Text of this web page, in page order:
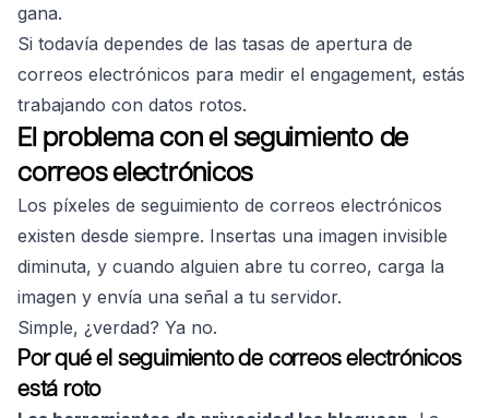
gana.
Si todavía dependes de las tasas de apertura de
correos electrónicos para medir el engagement, estás
trabajando con datos rotos.
El problema con el seguimiento de
correos electrónicos
Los píxeles de seguimiento de correos electrónicos
existen desde siempre. Insertas una imagen invisible
diminuta, y cuando alguien abre tu correo, carga la
imagen y envía una señal a tu servidor.
Simple, ¿verdad? Ya no.
Por qué el seguimiento de correos electrónicos
está roto